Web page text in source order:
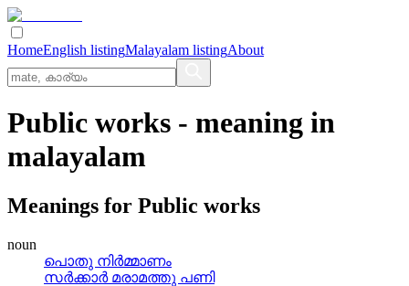
HomeEnglish listingMalayalam listingAbout
Public works - meaning in
malayalam
Meanings for Public works
noun
പൊതു നിര്‍മ്മാണം
സര്‍ക്കാര്‍ മരാമത്തു പണി